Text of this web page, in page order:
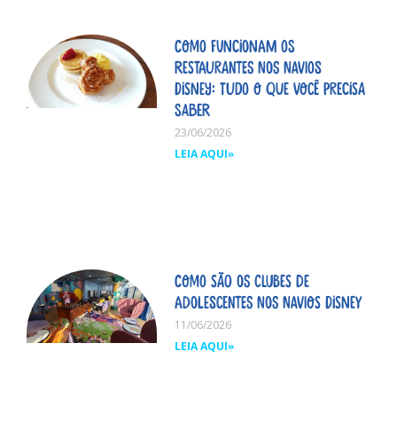
Como funcionam os
restaurantes nos navios
Disney: tudo o que você precisa
saber
23/06/2026
LEIA AQUI»
Como são os clubes de
adolescentes nos navios Disney
11/06/2026
LEIA AQUI»